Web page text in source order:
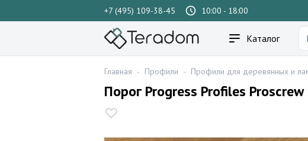
+7 (495) 109-38-45 10:00 - 18:00
Каталог
Главная - Профили - Профили для деревянных и
Порог Progress Profiles